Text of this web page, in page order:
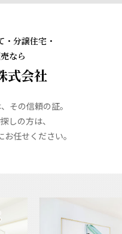
分譲住宅・
なら
式会社
その信頼の証。
しの方は、
任せください。